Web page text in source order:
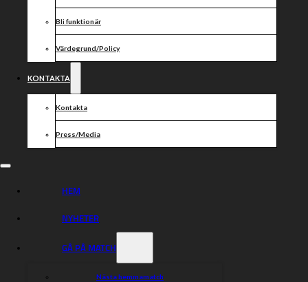
Bli funktionär
Värdegrund/Policy
KONTAKTA
Kontakta
Press/Media
HEM
NYHETER
GÅ PÅ MATCH
Nästa hemmamatch